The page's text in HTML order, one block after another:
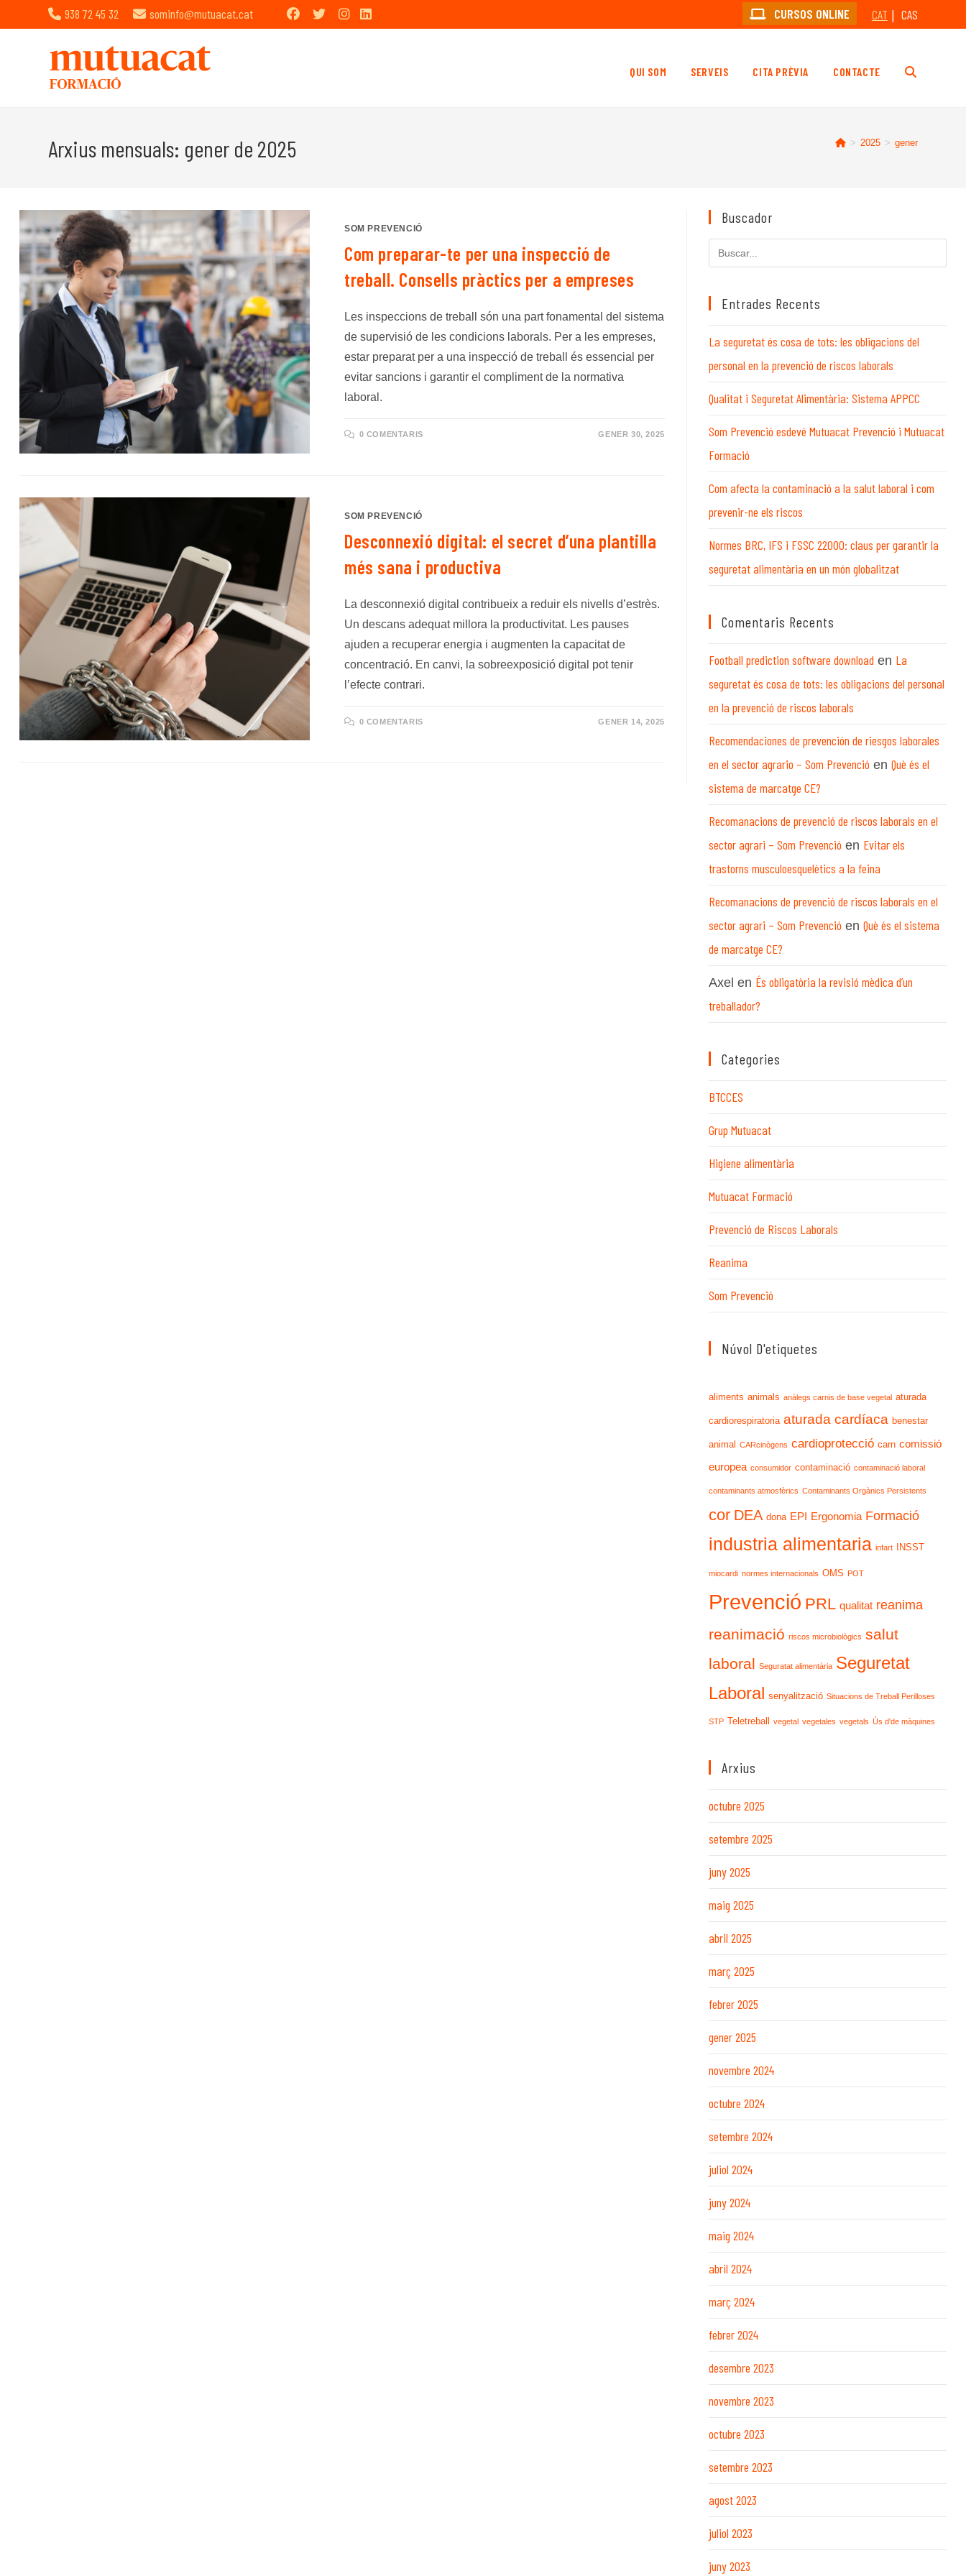
938 72 45 32 sominfo@mutuacat.cat CAT CAS
CURSOS ONLINE
QUI SOM SERVEIS CITA PRÈVIA CONTACTE ALTERNA
Arxius mensuals: gener de 2025 > 2025 > gener
SOM PREVENCIÓ
Com preparar-te per una inspecció de
treball. Consells pràctics per a empreses
Les inspeccions de treball són una part fonamental del sistema
de supervisió de les condicions laborals. Per a les empreses,
estar preparat per a una inspecció de treball és essencial per
evitar sancions i garantir el compliment de la normativa
laboral.
0 COMENTARIS GENER 30, 2025
SOM PREVENCIÓ
Desconnexió digital: el secret d’una plantilla
més sana i productiva
La desconnexió digital contribueix a reduir els nivells d’estrès.
Un descans adequat millora la productivitat. Les pauses
ajuden a recuperar energia i augmenten la capacitat de
concentració. En canvi, la sobreexposició digital pot tenir
l’efecte contrari.
0 COMENTARIS GENER 14, 2025
Buscador
en
llocEntrades Recents
La seguretat és cosa de tots: les obligacions del
personal en la prevenció de riscos laborals
Qualitat i Seguretat Alimentària: Sistema APPCC
Som Prevenció esdevé Mutuacat Prevenció i Mutuacat
Formació
Com afecta la contaminació a la salut laboral i com
prevenir-ne els riscos
Normes BRC, IFS i FSSC 22000: claus per garantir la
seguretat alimentària en un món globalitzat
Comentaris Recents
Football prediction software download en La
seguretat és cosa de tots: les obligacions del personal
en la prevenció de riscos laborals
Recomendaciones de prevención de riesgos laborales
en el sector agrario – Som Prevenció en Què és el
sistema de marcatge CE?
Recomanacions de prevenció de riscos laborals en el
sector agrari – Som Prevenció en Evitar els
trastorns musculoesquelètics a la feina
Recomanacions de prevenció de riscos laborals en el
sector agrari – Som Prevenció en Què és el sistema
de marcatge CE?
Axel en És obligatòria la revisió mèdica d’un
treballador?
Categories
BTCCES
Grup Mutuacat
Higiene alimentària
Mutuacat Formació
Prevenció de Riscos Laborals
Reanima
Som Prevenció
Núvol D'etiquetes
aliments animals anàlegs carnis de base vegetal aturada
cardiorespiratoria aturada cardíaca benestar
animal CARcinògens cardioprotecció carn comissió
europea consumidor contaminació contaminació laboral
contaminants atmosfèrics Contaminants Orgànics Persistents
cor DEA dona EPI Ergonomia Formació
industria alimentaria infart INSST
miocardi normes internacionals OMS POT
Prevenció PRL qualitat reanima
reanimació riscos microbiològics salut
laboral Seguratat alimentària Seguretat
Laboral senyalització Situacions de Treball Perilloses
STP Teletreball vegetal vegetales vegetals Ús d'de màquines
Arxius
octubre 2025
setembre 2025
juny 2025
maig 2025
abril 2025
març 2025
febrer 2025
gener 2025
novembre 2024
octubre 2024
setembre 2024
juliol 2024
juny 2024
maig 2024
abril 2024
març 2024
febrer 2024
desembre 2023
novembre 2023
octubre 2023
setembre 2023
agost 2023
juliol 2023
juny 2023